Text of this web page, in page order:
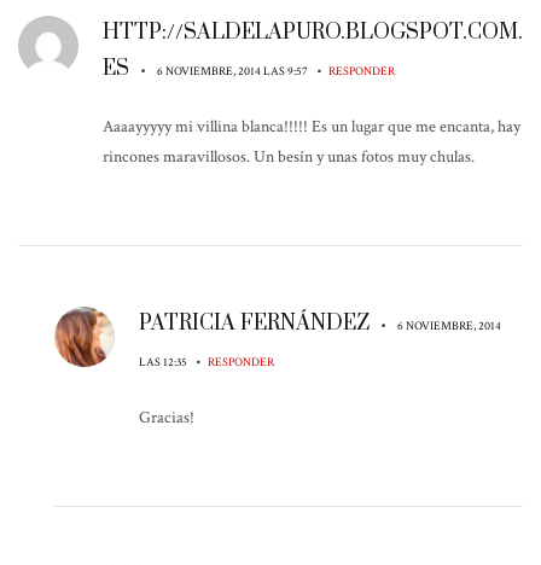
HTTP://SALDELAPURO.BLOGSPOT.COM.
ES
• 6 NOVIEMBRE, 2014 LAS 9:57 • RESPONDER
Aaaayyyyy mi villina blanca!!!!! Es un lugar que me encanta, hay
rincones maravillosos. Un besín y unas fotos muy chulas.
PATRICIA FERNÁNDEZ • 6 NOVIEMBRE, 2014
LAS 12:35 • RESPONDER
Gracias!